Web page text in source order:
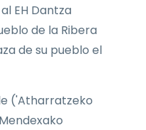
EH Dantza
de la Ribera
de su pueblo el
('Atharratzeko